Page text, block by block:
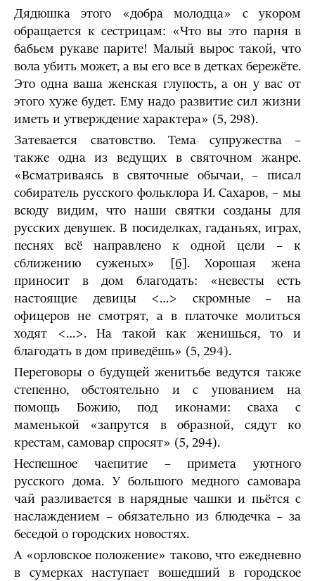
Дядюшка этого «добра молодца» с укором
обращается к сестрицам: «Что вы это парня в
бабьем рукаве парите! Малый вырос такой, что
вола убить может, а вы его все в детках бережёте.
Это одна ваша женская глупость, а он у вас от
этого хуже будет. Ему надо развитие сил жизни
иметь и утверждение характера» (5, 298).
Затевается сватовство. Тема супружества –
также одна из ведущих в святочном жанре.
«Всматриваясь в святочные обычаи, – писал
собиратель русского фольклора И. Сахаров, – мы
всюду видим, что наши святки созданы для
русских девушек. В посиделках, гаданьях, играх,
песнях всё направлено к одной цели – к
сближению суженых»
[6] . Хорошая жена
приносит в дом благодать: «невесты есть
настоящие девицы <…> скромные – на
офицеров не смотрят, а в платочке молиться
ходят <…>. На такой как женишься, то и
благодать в дом приведёшь» (5, 294).
Переговоры о будущей женитьбе ведутся также
степенно, обстоятельно и с упованием на
помощь Божию, под иконами: сваха с
маменькой «запрутся в образной, сядут ко
крестам, самовар спросят» (5, 294).
Неспешное чаепитие – примета уютного
русского дома. У большого медного самовара
чай разливается в нарядные чашки и пьётся с
наслаждением – обязательно из блюдечка – за
беседой о городских новостях.
А «орловское положение» таково, что ежедневно
в сумерках наступает вошедший в городское